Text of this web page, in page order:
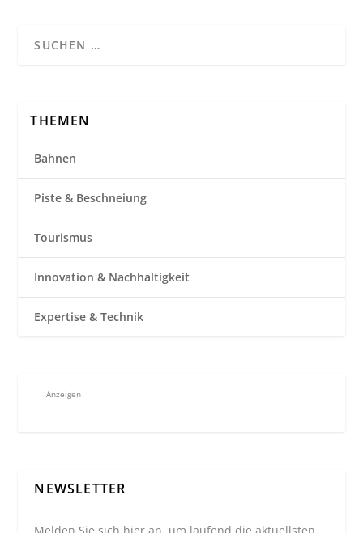
THEMEN
Bahnen
Piste & Beschneiung
Tourismus
Innovation & Nachhaltigkeit
Expertise & Technik
Anzeigen
NEWSLETTER